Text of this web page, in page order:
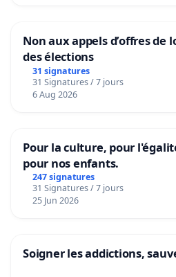
Non aux appels d’offres de
des élections
31 signatures
31 Signatures / 7 jours
6 Aug 2026
Pour la culture, pour
pour nos enfants.
247 signatures
31 Signatures / 7 jours
25 Jun 2026
Soigner les addictions,